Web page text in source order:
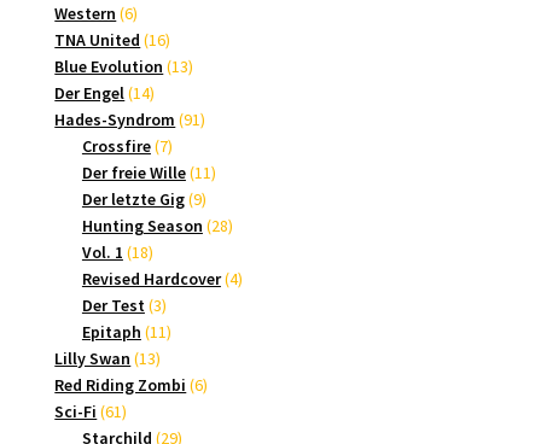
Western 66
Produkte
TNA United 1616
Produkte
Blue Evolution 1313
Der Engel 1414
Produkte
Hades-Syndrom 9191
Crossfire 77
Produkte
Der freie Wille 1111
Der letzte Gig 99
Produkte
Hunting Season 2828
Vol. 1 1818
Produkte
Revised Hardcover 44
Der Test 33
Produkte
Epitaph 1111
Lilly Swan 1313
Produkte
Red Riding Zombi 66
Sci-Fi 6161
Produkte
Starchild 2929